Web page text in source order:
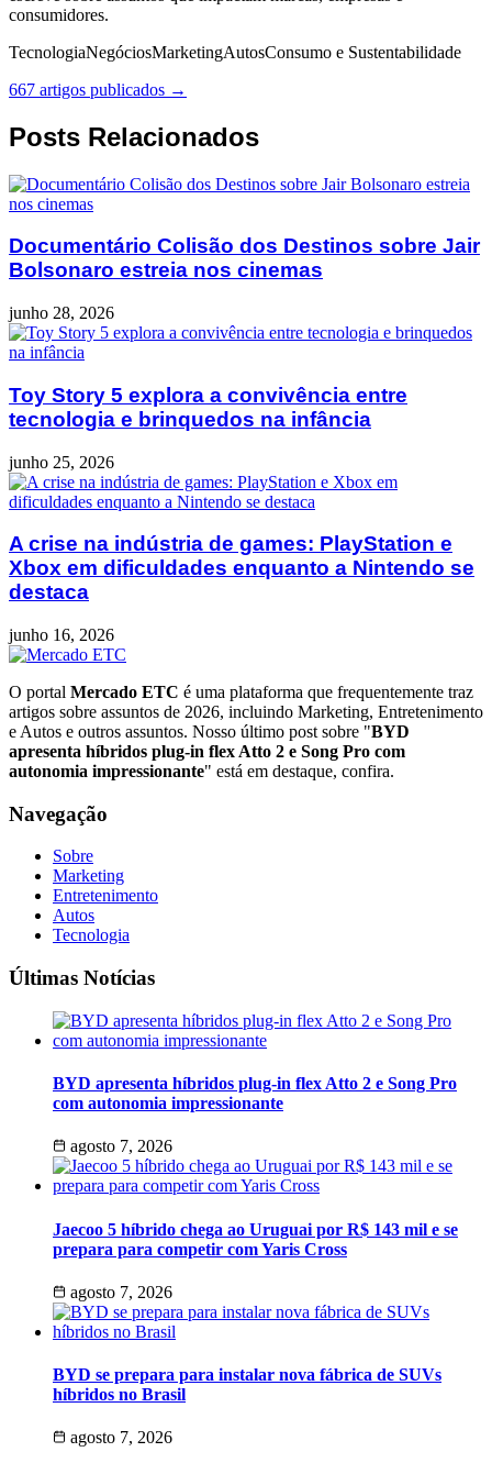
consumidores.
TecnologiaNegóciosMarketingAutosConsumo e Sustentabilidade
667 artigos publicados →
Posts Relacionados
Documentário Colisão dos Destinos sobre Jair
Bolsonaro estreia nos cinemas
junho 28, 2026
Toy Story 5 explora a convivência entre
tecnologia e brinquedos na infância
junho 25, 2026
A crise na indústria de games: PlayStation e
Xbox em dificuldades enquanto a Nintendo se
destaca
junho 16, 2026
O portal Mercado ETC é uma plataforma que frequentemente traz
artigos sobre assuntos de 2026, incluindo Marketing, Entretenimento
e Autos e outros assuntos. Nosso último post sobre "BYD
apresenta híbridos plug-in flex Atto 2 e Song Pro com
autonomia impressionante" está em destaque, confira.
Navegação
Sobre
Marketing
Entretenimento
Autos
Tecnologia
Últimas Notícias
BYD apresenta híbridos plug-in flex Atto 2 e Song Pro
com autonomia impressionante
agosto 7, 2026
Jaecoo 5 híbrido chega ao Uruguai por R$ 143 mil e se
prepara para competir com Yaris Cross
agosto 7, 2026
BYD se prepara para instalar nova fábrica de SUVs
híbridos no Brasil
agosto 7, 2026